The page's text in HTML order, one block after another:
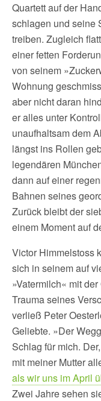
Quartett auf der
schlagen und seine
treiben. Zugleich
einer fetten
von seinem
Wohnung
aber nicht daran
er alles unter
unaufhaltsam dem
längst ins Rollen
legendären
dann auf einer
Bahnen seines
Zurück bleibt der
einem Moment auf
Victor Himmelstoss
sich in seinem auf
»Vatermilch« mit
Trauma seines
verließ Peter
Geliebte. »Der
Schlag für mich.
mit meiner Mutter
als wir uns im April
Zwei Jahre sehen